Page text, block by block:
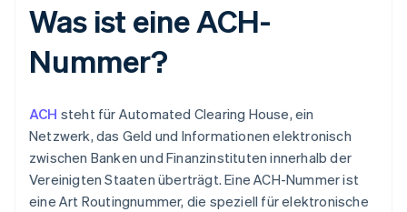
Was ist eine ACH-
Nummer?
ACH steht für Automated Clearing House, ein
Netzwerk, das Geld und Informationen elektronisch
zwischen Banken und Finanzinstituten innerhalb der
Vereinigten Staaten überträgt. Eine ACH-Nummer ist
eine Art Routingnummer, die speziell für elektronische